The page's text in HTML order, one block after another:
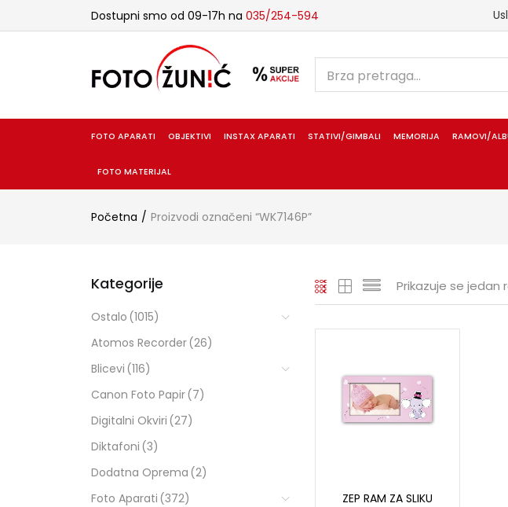
Dostupni smo od 09-17h na 035/254-594
FOTO APARATI OBJEKTIVI INSTAX APARATI STATIVI/GIMBALI MEMORIJA RAMOVI/
FOTO MATERIJAL
Početna Proizvodi označeni “WK7146P”
Prikazuje se jedan
ZEP RAM ZA SLIKU
Kategorije
Ostalo (1015)
Atomos Recorder(26)
Blicevi (116)
Canon Foto Papir(7)
Digitalni Okviri (27)
Diktafoni (3)
Dodatna Oprema (2)
Foto Aparati (372)